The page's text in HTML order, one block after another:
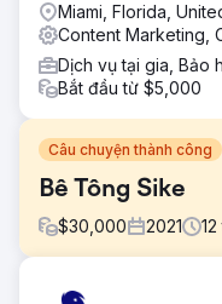
Miami, Florida,
Content Marketing,
Dịch vụ tại gia, Bảo
Bắt đầu từ $5,000
Câu chuyện thành công
Bê Tông Sike
$30,000 2021 12
Thử thách